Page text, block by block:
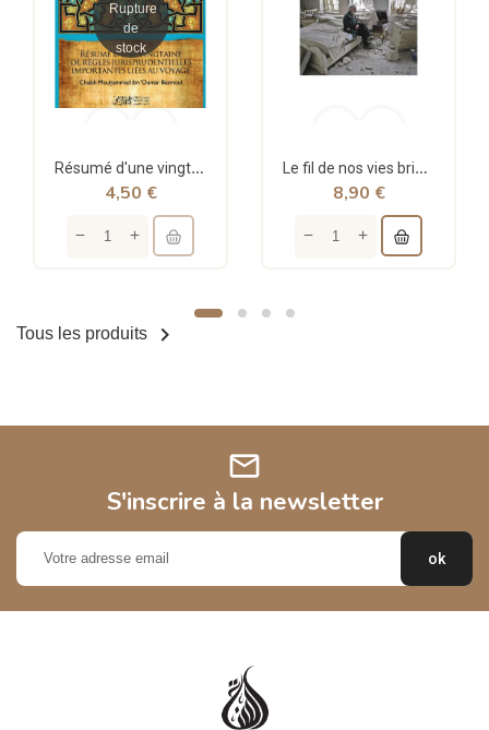
Rupture
de
stock
Résumé d'une vingtaine de règles jurisprudentielles liées au voyage - Bazmoul - Héritage...
4,50 €
Le fil de nos vies brisées - poche - Cécile Hennion - Points
8,90 €
Tous les produits 
mail
S'inscrire à la newsletter